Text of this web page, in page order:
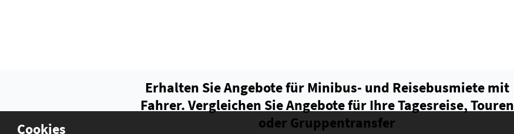
Cookies
Erhalten Sie Angebote für Minibus- und Reisebusmiete mit
Fahrer. Vergleichen Sie Angebote für Ihre Tagesreise, Touren
oder Gruppentransfer